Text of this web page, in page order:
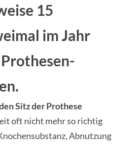
15
im Jahr
Sitz der Prothese
oft nicht mehr so richtig
Abnutzung